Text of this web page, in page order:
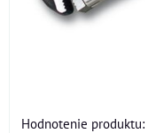
Hodnotenie produktu: